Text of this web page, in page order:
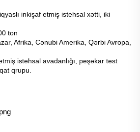
inkişaf etmiş istehsal xətti, iki
ton
Afrika, Cənubi Amerika, Qərbi Avropa,
istehsal avadanlığı, peşəkar test
qrupu.